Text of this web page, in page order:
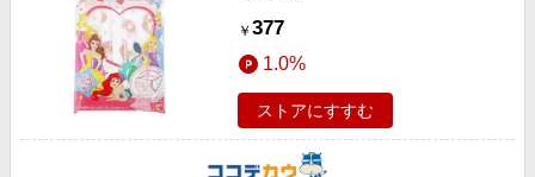
￥ 377
1.0%
ストアにすすむ